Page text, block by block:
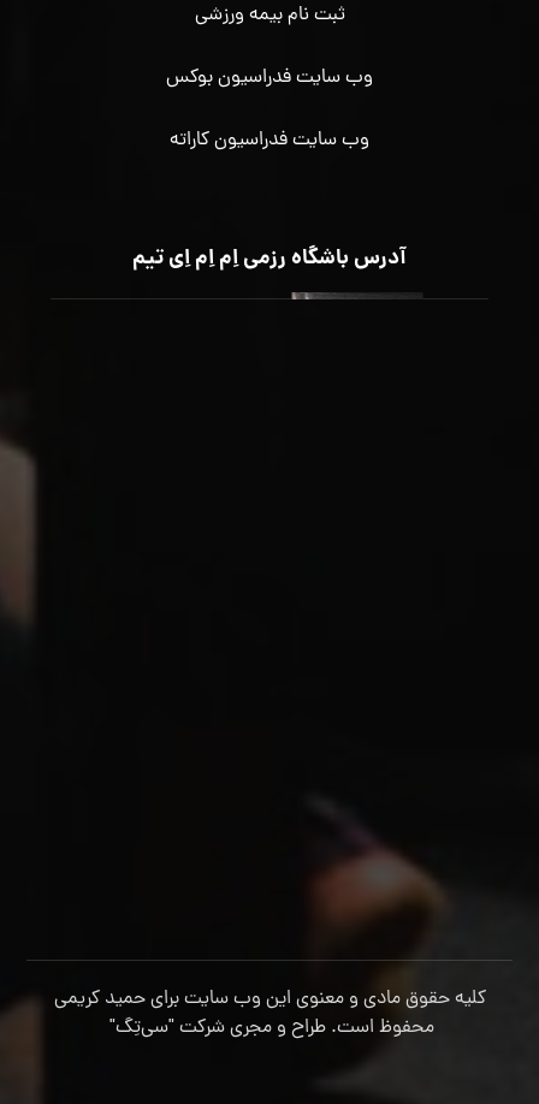
ثبت نام بیمه ورزشی
وب سایت فدراسیون بوکس
وب سایت فدراسیون کاراته
آدرس باشگاه رزمی اِم اِم اِی تیم
کلیه حقوق مادی و معنوی این وب سایت برای حمید کریمی
محفوظ است. طراح و مجری شرکت"سی‌تِگ"